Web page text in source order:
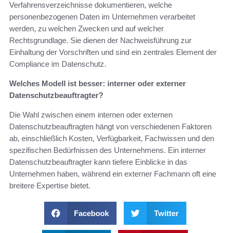
Verfahrensverzeichnisse dokumentieren, welche
personenbezogenen Daten im Unternehmen verarbeitet
werden, zu welchen Zwecken und auf welcher
Rechtsgrundlage. Sie dienen der Nachweisführung zur
Einhaltung der Vorschriften und sind ein zentrales Element der
Compliance im Datenschutz.
Welches Modell ist besser: interner oder externer
Datenschutzbeauftragter?
Die Wahl zwischen einem internen oder externen
Datenschutzbeauftragten hängt von verschiedenen Faktoren
ab, einschließlich Kosten, Verfügbarkeit, Fachwissen und den
spezifischen Bedürfnissen des Unternehmens. Ein interner
Datenschutzbeauftragter kann tiefere Einblicke in das
Unternehmen haben, während ein externer Fachmann oft eine
breitere Expertise bietet.
Facebook Twitter